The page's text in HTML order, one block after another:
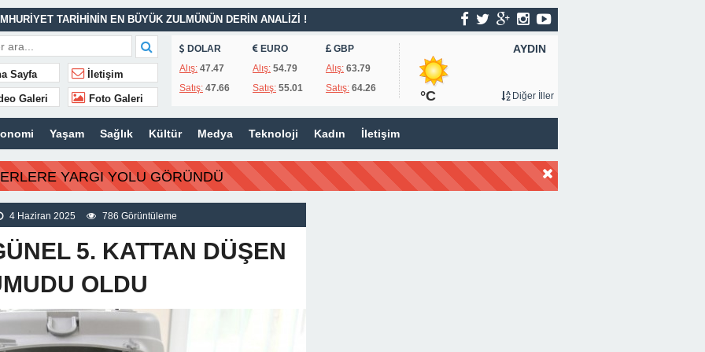
TARİHİNİN EN BÜYÜK ZULMÜNÜN DERİN ANALİZİ !
UNUTULMADI
– 42 “Kırık Şehirlerin Çocukları”
SONU !
Sayfa İletişim
Galeri Foto Galeri
DOLAR
Alış: 47.47
Satış: 47.66
EURO
Alış:54.79
Satış:55.01
GBP
Alış:63.79
Satış:64.26
AYDIN
°C Diğer İller
Yaşam Sağlık Kültür Medya Teknoloji Kadın İletişim
YARGI YOLU GÖRÜNDÜ
4 Haziran 2025 786 Görüntüleme
5. KATTAN DÜŞEN
OLDU